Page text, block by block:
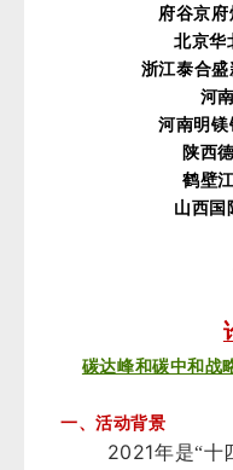
府谷京
北京华
浙江泰合
河
河南明
陕西
鹤壁
山西国
碳达峰和碳中和战
一、活动背景
2021年是“十